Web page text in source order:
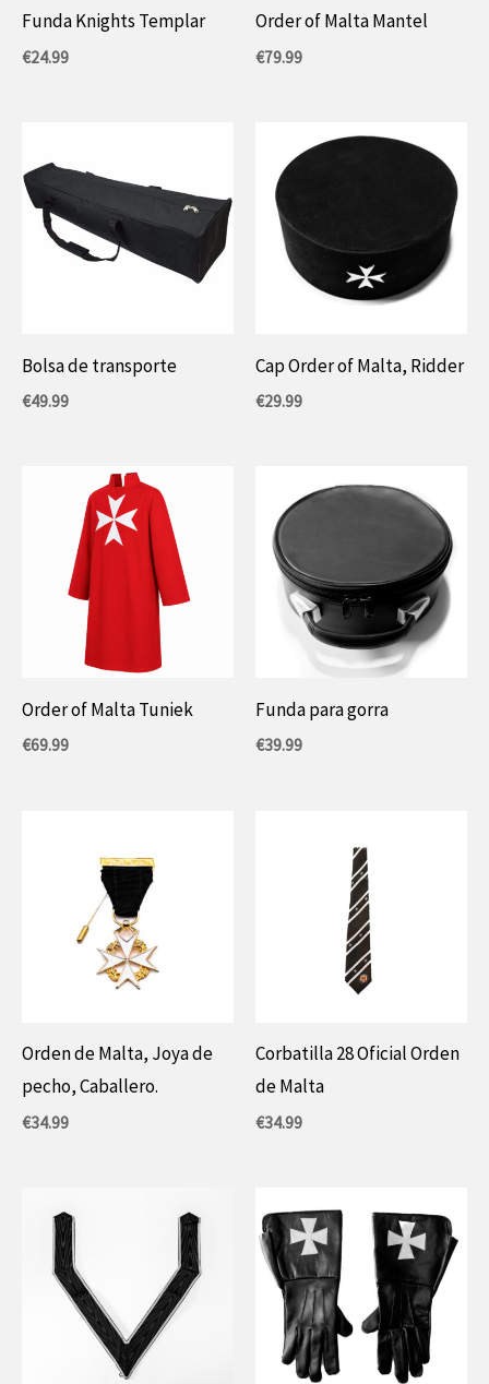
Funda Knights Templar
€24.99
Order of Malta Mantel
€79.99
Bolsa de transporte
€49.99
Cap Order of Malta, Ridder
€29.99
Order of Malta Tuniek
€69.99
Funda para gorra
€39.99
Orden de Malta, Joya de
pecho, Caballero.
€34.99
Corbatilla 28 Oficial Orden
de Malta
€34.99